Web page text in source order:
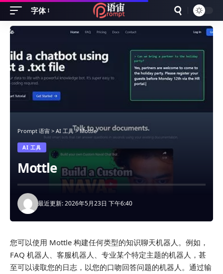
Font
Resizer
字体
Prompt 语宙 > AI 工具>Mottle
AI 工具
Mottle
最近更新: 2026年5月23日 下午6:40
您可以使用 Mottle 构建任何类型的知识聊天机器人。例如，
FAQ 机器人、客服机器人、专业某个特定主题的机器人，甚
至可以读取您的日志，以您的口吻回答问题的机器人。通过输